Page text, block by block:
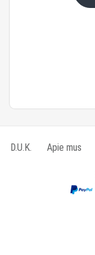
D.U.K. Apie mus